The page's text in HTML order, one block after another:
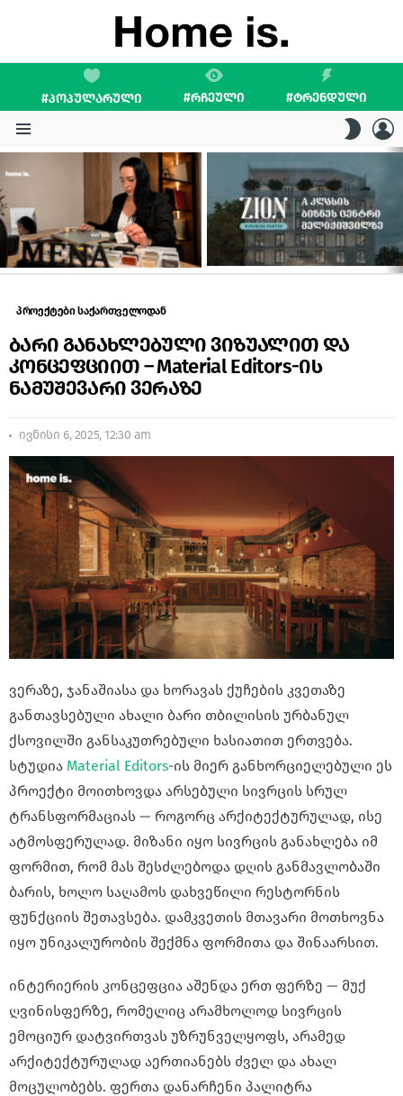
#ᲞᲝᲞᲣᲚᲐᲠᲣᲚᲘ #ᲠᲩᲔᲣᲚᲘ #ᲢᲠᲔᲜᲓᲣᲚᲘ
SKIN
STORIES
პროექტები საქართველოდან
ბარი განახლებული ვიზუალით და
კონცეფციით – Material Editors-ის
ნამუშევარი ვერაზე
ივნისი 6, 2025, 12:30 am
ვერაზე, ჯანაშიასა და ხორავას ქუჩების კვეთაზე
განთავსებული ახალი ბარი თბილისის ურბანულ
ქსოვილში განსაკუთრებული ხასიათით ერთვება.
სტუდია Material Editors-ის მიერ განხორციელებული ეს
პროექტი მოითხოვდა არსებული სივრცის სრულ
ტრანსფორმაციას — როგორც არქიტექტურულად, ისე
ატმოსფერულად. მიზანი იყო სივრცის განახლება იმ
ფორმით, რომ მას შესძლებოდა დღის განმავლობაში
ბარის, ხოლო საღამოს დახვეწილი რესტორნის
ფუნქციის შეთავსება. დამკვეთის მთავარი მოთხოვნა
იყო უნიკალურობის შექმნა ფორმითა და შინაარსით.
ინტერიერის კონცეფცია აშენდა ერთ ფერზე — მუქ
ღვინისფერზე, რომელიც არამხოლოდ სივრცის
ემოციურ დატვირთვას უზრუნველყოფს, არამედ
არქიტექტურულად აერთიანებს ძველ და ახალ
მოცულობებს. ფერთა დანარჩენი პალიტრა